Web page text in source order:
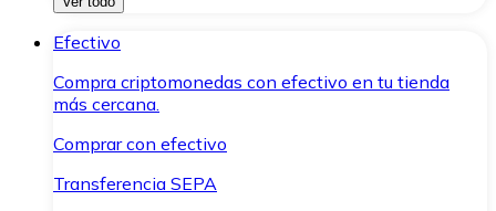
Efectivo
Compra criptomonedas con efectivo en tu tienda
más cercana.
Comprar con efectivo
Transferencia SEPA